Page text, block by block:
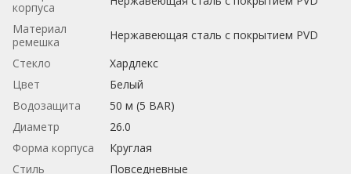
корпуса
Материал
ремешка
Нержавеющая сталь с покрытием PVD
Стекло
Хардлекс
Цвет
Белый
Водозащита
50 м (5 BAR)
Диаметр
26.0
Форма корпуса
Круглая
Стиль
Повседневные